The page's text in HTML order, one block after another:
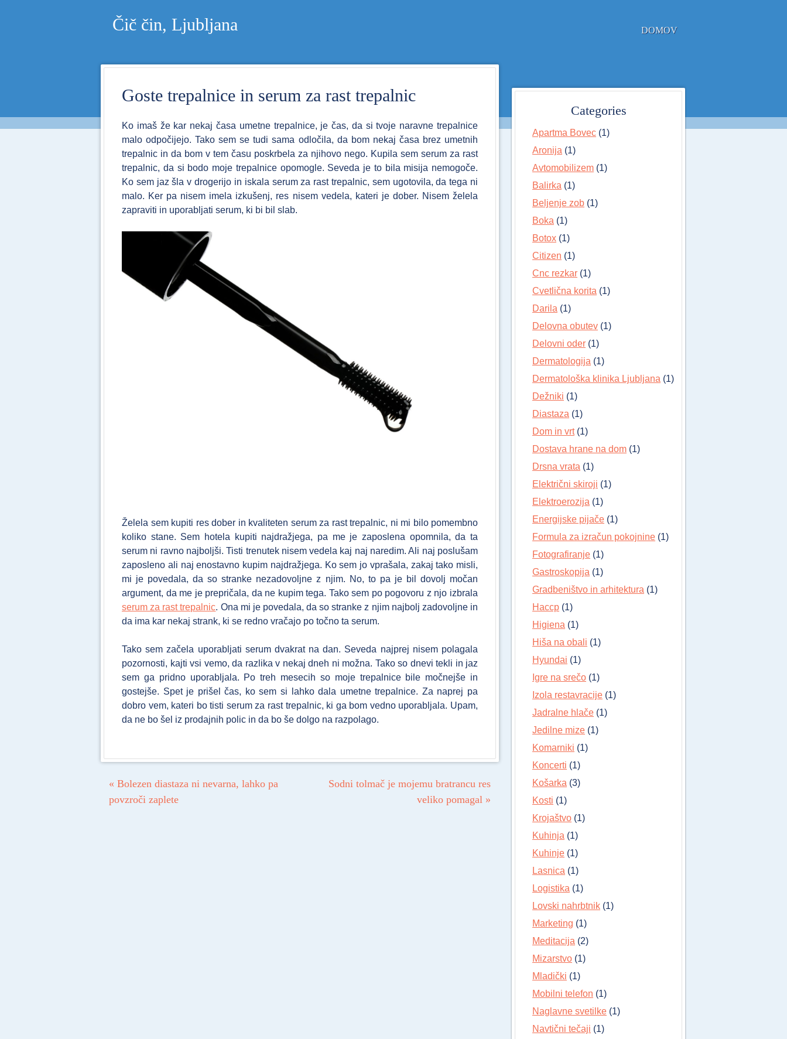
Čič čin, Ljubljana DOMOV
Goste trepalnice in serum za rast trepalnic
Ko imaš že kar nekaj časa umetne trepalnice, je čas, da si tvoje naravne trepalnice
malo odpočijejo. Tako sem se tudi sama odločila, da bom nekaj časa brez umetnih
trepalnic in da bom v tem času poskrbela za njihovo nego. Kupila sem serum za rast
trepalnic, da si bodo moje trepalnice opomogle. Seveda je to bila misija nemogoče.
Ko sem jaz šla v drogerijo in iskala serum za rast trepalnic, sem ugotovila, da tega ni
malo. Ker pa nisem imela izkušenj, res nisem vedela, kateri je dober. Nisem želela
zapraviti in uporabljati serum, ki bi bil slab.
Želela sem kupiti res dober in kvaliteten serum za rast trepalnic, ni mi bilo pomembno
koliko stane. Sem hotela kupiti najdražjega, pa me je zaposlena opomnila, da ta
serum ni ravno najboljši. Tisti trenutek nisem vedela kaj naj naredim. Ali naj poslušam
zaposleno ali naj enostavno kupim najdražjega. Ko sem jo vprašala, zakaj tako misli,
mi je povedala, da so stranke nezadovoljne z njim. No, to pa je bil dovolj močan
argument, da me je prepričala, da ne kupim tega. Tako sem po pogovoru z njo izbrala
serum za rast trepalnic. Ona mi je povedala, da so stranke z njim najbolj zadovoljne in
da ima kar nekaj strank, ki se redno vračajo po točno ta serum.
Tako sem začela uporabljati serum dvakrat na dan. Seveda najprej nisem polagala
pozornosti, kajti vsi vemo, da razlika v nekaj dneh ni možna. Tako so dnevi tekli in jaz
sem ga pridno uporabljala. Po treh mesecih so moje trepalnice bile močnejše in
gostejše. Spet je prišel čas, ko sem si lahko dala umetne trepalnice. Za naprej pa
dobro vem, kateri bo tisti serum za rast trepalnic, ki ga bom vedno uporabljala. Upam,
da ne bo šel iz prodajnih polic in da bo še dolgo na razpolago.
Post navigation
« Bolezen diastaza ni nevarna, lahko pa
povzroči zaplete
Sodni tolmač je mojemu bratrancu res
veliko pomagal »
Categories
Apartma Bovec (1)
Aronija (1)
Avtomobilizem (1)
Balirka (1)
Beljenje zob (1)
Boka (1)
Botox (1)
Citizen (1)
Cnc rezkar (1)
Cvetlična korita (1)
Darila (1)
Delovna obutev (1)
Delovni oder (1)
Dermatologija (1)
Dermatološka klinika Ljubljana (1)
Dežniki (1)
Diastaza (1)
Dom in vrt(1)
Dostava hrane na dom (1)
Drsna vrata (1)
Električni skiroji (1)
Elektroerozija (1)
Energijske pijače (1)
Formula za izračun pokojnine (1)
Fotografiranje (1)
Gastroskopija (1)
Gradbeništvo in arhitektura (1)
Haccp (1)
Higiena (1)
Hiša na obali (1)
Hyundai (1)
Igre na srečo (1)
Izola restavracije (1)
Jadralne hlače (1)
Jedilne mize (1)
Komarniki (1)
Koncerti (1)
Košarka (3)
Kosti (1)
Krojaštvo (1)
Kuhinja (1)
Kuhinje (1)
Lasnica (1)
Logistika (1)
Lovski nahrbtnik (1)
Marketing (1)
Meditacija (2)
Mizarstvo (1)
Mladički (1)
Mobilni telefon (1)
Naglavne svetilke (1)
Navtični tečaji (1)